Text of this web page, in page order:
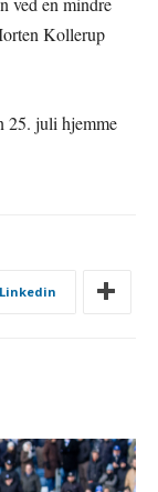
Kollerup
25. juli hjemme
Linkedin